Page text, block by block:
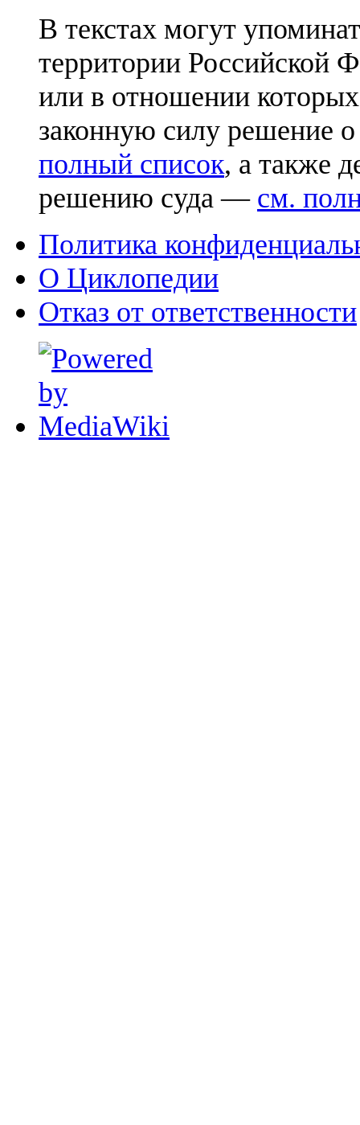
В текстах могут
территории Российской
или в отношении
законную силу решение
полный список, а также
решению суда — см.
Политика
О Циклопедии
Отказ от ответственности